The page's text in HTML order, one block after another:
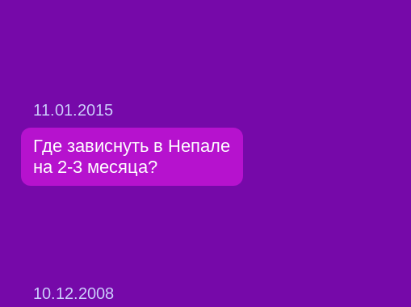
11.01.2015
Где зависнуть в Непале
на 2-3 месяца?
10.12.2008